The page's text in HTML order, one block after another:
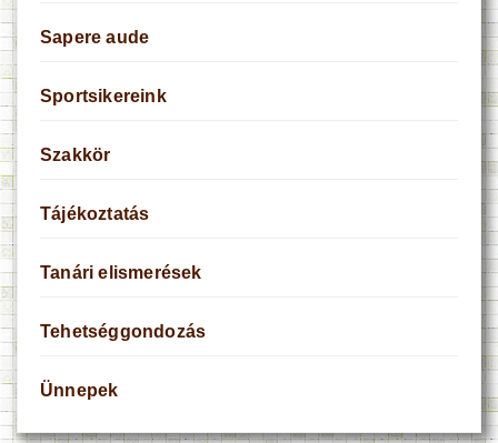
Sapere aude
Sportsikereink
Szakkör
Tájékoztatás
Tanári elismerések
Tehetséggondozás
Ünnepek